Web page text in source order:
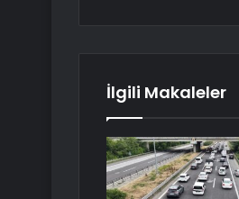
İlgili Makaleler